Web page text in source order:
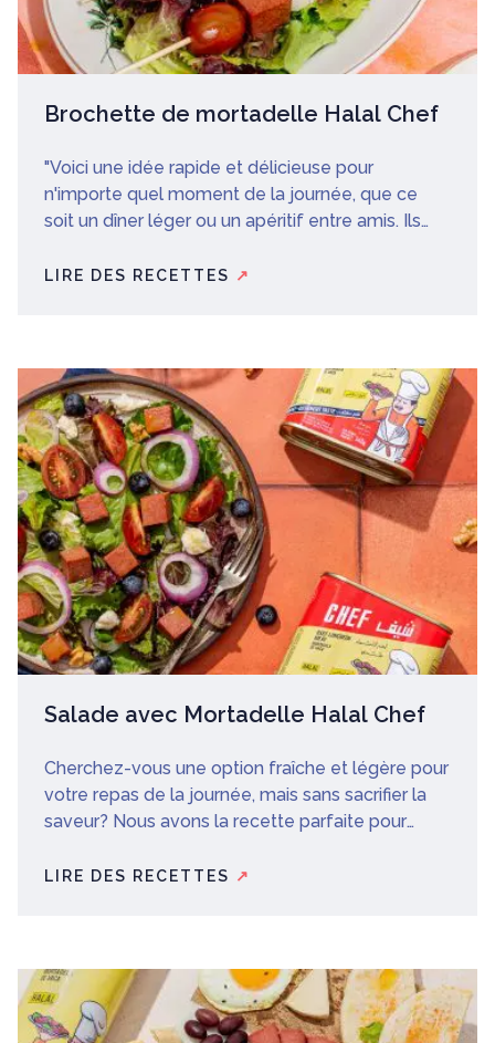
Brochette de mortadelle Halal Chef
"Voici une idée rapide et délicieuse pour
n'importe quel moment de la journée, que ce
soit un dîner léger ou un apéritif entre amis. Ils
LIRE DES RECETTES ↗
Salade avec Mortadelle Halal Chef
Cherchez-vous une option fraîche et légère pour
votre repas de la journée, mais sans sacrifier la
saveur? Nous avons la recette parfaite pour
faire!
LIRE DES RECETTES ↗